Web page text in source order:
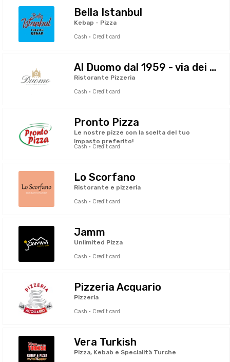
Bella Istanbul
Kebap - Pizza
Cash · Credit card
Al Duomo dal 1959 - via dei Gonfalonieri
Ristorante Pizzeria
Cash · Credit card
Pronto Pizza
Le nostre pizze con la scelta del tuo
impasto preferito!
Cash · Credit card
Lo Scorfano
Ristorante e pizzeria
Cash · Credit card
Jamm
Unlimited Pizza
Cash · Credit card
Pizzeria Acquario
Pizzeria
Cash · Credit card
Vera Turkish
Pizza, Kebab e Specialità Turche